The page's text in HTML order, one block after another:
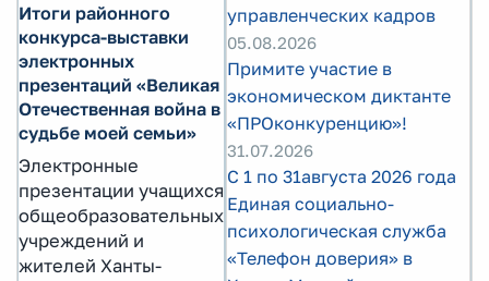
Итоги районного
конкурса-выставки
электронных
презентаций «Великая
Отечественная война в
судьбе моей семьи»
Электронные
презентации учащихся
общеобразовательных
учреждений и
жителей Ханты-
управленческих кадров
05.08.2026
Примите участие в
экономическом диктанте
«ПРОконкуренцию»!
31.07.2026
С 1 по 31августа 2026 года
Единая социально-
психологическая служба
«Телефон доверия» в